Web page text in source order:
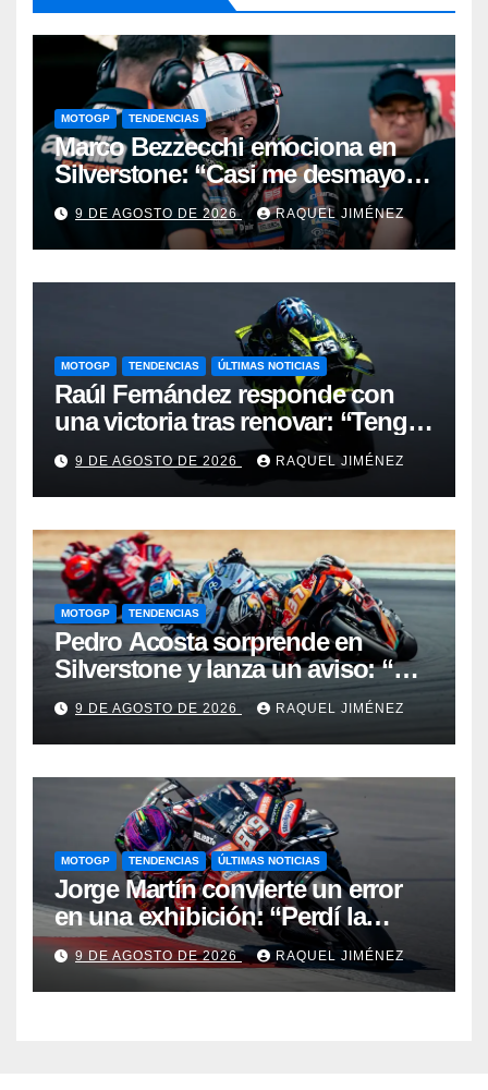
MOTOGP TENDENCIAS
Marco Bezzecchi emociona en
Silverstone: “Casi me desmayo,
pero este podio vale muchísimo”
9 DE AGOSTO DE 2026 RAQUEL JIMÉNEZ
MOTOGP TENDENCIAS ÚLTIMAS NOTICIAS
Raúl Fernández responde con
una victoria tras renovar: “Tengo
que quitarme una barrera mental
para verme realmente luchando
por el Mundial”
9 DE AGOSTO DE 2026 RAQUEL JIMÉNEZ
MOTOGP TENDENCIAS
Pedro Acosta sorprende en
Silverstone y lanza un aviso: “No
estamos tan lejos del top 3 del
campeonato”
9 DE AGOSTO DE 2026 RAQUEL JIMÉNEZ
MOTOGP TENDENCIAS ÚLTIMAS NOTICIAS
Jorge Martín convierte un error
en una exhibición: “Perdí la
victoria en la salida, pero hemos
recuperado nuestra velocidad”
9 DE AGOSTO DE 2026 RAQUEL JIMÉNEZ